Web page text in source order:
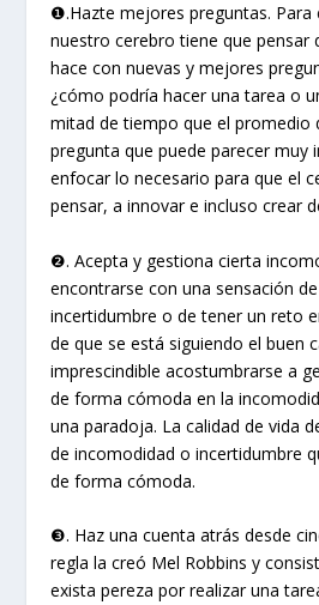
❶.Hazte mejores preguntas. Para
nuestro cerebro tiene que pensar
hace con nuevas y mejores
¿cómo podría hacer una tarea o
mitad de tiempo que el promedio
pregunta que puede parecer muy
enfocar lo necesario para que el
pensar, a innovar e incluso crear
❷. Acepta y gestiona cierta
encontrarse con una sensación
incertidumbre o de tener un reto
de que se está siguiendo el buen
imprescindible acostumbrarse a
de forma cómoda en la
una paradoja. La calidad de vida
de incomodidad o incertidumbre
de forma cómoda.
❸. Haz una cuenta atrás desde
regla la creó Mel Robbins y
exista pereza por realizar una